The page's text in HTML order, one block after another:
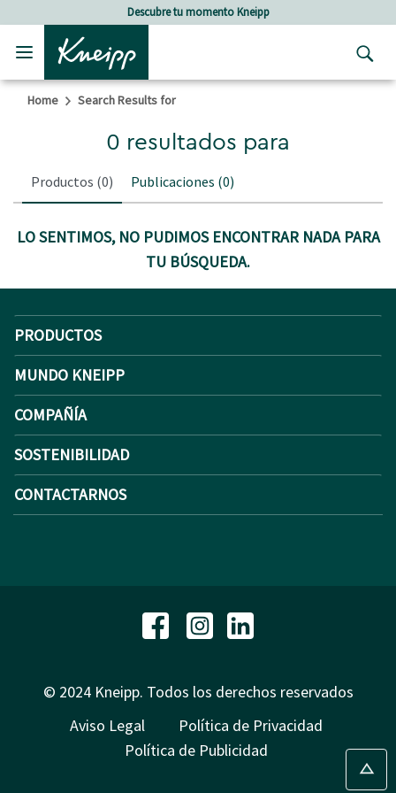
Skip to main content
Skip to footer contentDescubre tu momento Kneipp
Home Search Results for
0 resultados para
Productos (0) Publicaciones (0)
LO SENTIMOS, NO PUDIMOS ENCONTRAR NADA PARA
TU BÚSQUEDA.
PRODUCTOS
MUNDO KNEIPP
COMPAÑÍA
SOSTENIBILIDAD
CONTACTARNOS
© 2024 Kneipp. Todos los derechos reservados
Aviso Legal
Política de Privacidad
Política de Publicidad